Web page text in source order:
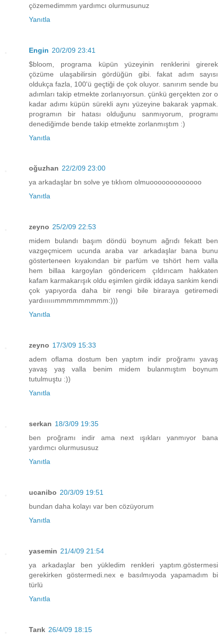
çözemedimmm yardımcı olurmusunuz
Yanıtla
Engin 20/2/09 23:41
$bloom, programa küpün yüzeyinin renklerini girerek
çözüme ulaşabilirsin gördüğün gibi. fakat adım sayısı
oldukça fazla, 100'ü geçtiği de çok oluyor. sanırım sende bu
adımları takip etmekte zorlanıyorsun. çünkü gerçekten zor o
kadar adımı küpün sürekli aynı yüzeyine bakarak yapmak.
programın bir hatası olduğunu sanmıyorum, programı
denediğimde bende takip etmekte zorlanmıştım :)
Yanıtla
oğuzhan 22/2/09 23:00
ya arkadaşlar bn solve ye tıklıom olmuooooooooooooo
Yanıtla
zeyno 25/2/09 22:53
midem bulandı başım döndü boynum ağrıdı fekatt ben
vazgeçmicem ucunda araba var arkadaşlar bana bunu
gösterteneen kıyakından bir parfüm ve tshört hem valla
hem billaa kargoylan göndericem çıldırıcam hakkaten
kafam karmakarışık oldu eşimlen girdik iddaya sankim kendi
çok yapıyorda daha bir rengi bile biraraya getiremedi
yardıııııımmmmmmmmm:)))
Yanıtla
zeyno 17/3/09 15:33
adem oflama dostum ben yaptım indir proğramı yavaş
yavaş yaş valla benim midem bulanmıştım boynum
tutulmuştu :))
Yanıtla
serkan 18/3/09 19:35
ben proğramı indir ama next ışıkları yanmıyor bana
yardımcı olurmususuz
Yanıtla
ucanibo 20/3/09 19:51
bundan daha kolayı var ben cözüyorum
Yanıtla
yasemin 21/4/09 21:54
ya arkadaşlar ben yükledim renkleri yaptım.göstermesi
gerekirken göstermedi.nex e basılmıyoda yapamadım bi
türlü
Yanıtla
Tarık 26/4/09 18:15